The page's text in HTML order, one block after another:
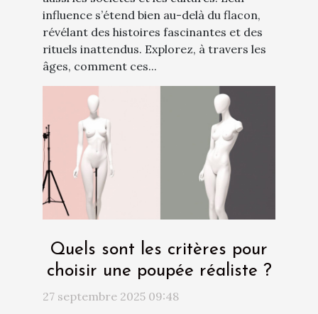
influence s’étend bien au-delà du flacon,
révélant des histoires fascinantes et des
rituels inattendus. Explorez, à travers les
âges, comment ces...
Quels sont les critères pour
choisir une poupée réaliste ?
27 septembre 2025 09:48